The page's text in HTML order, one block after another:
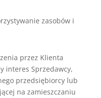
zasobów i
przez Klienta
interes Sprzedawcy,
przedsiębiorcy lub
na zamieszczaniu